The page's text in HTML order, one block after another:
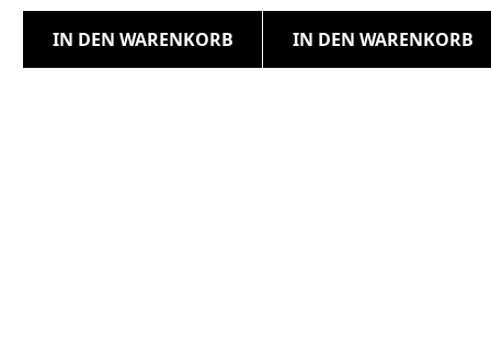
IN DEN WARENKORB IN DEN WARENKORB